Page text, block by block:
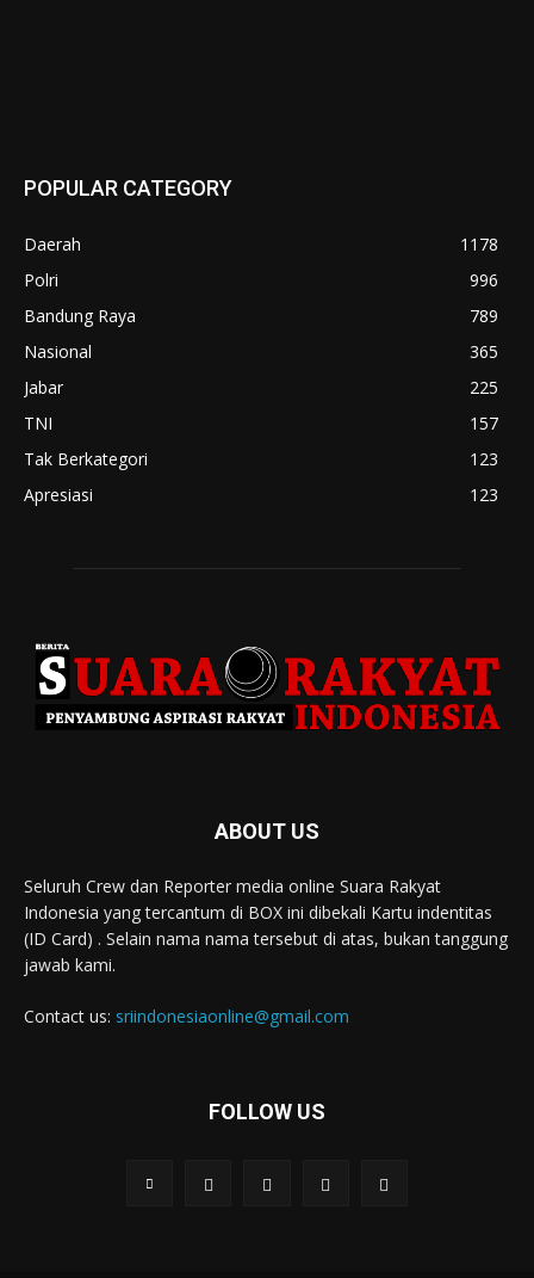
POPULAR CATEGORY
Daerah
1178
Polri
996
Bandung Raya
789
Nasional
365
Jabar
225
TNI
157
Tak Berkategori
123
Apresiasi
123
ABOUT US
Seluruh Crew dan Reporter media online Suara Rakyat
Indonesia yang tercantum di BOX ini dibekali Kartu indentitas
(ID Card) . Selain nama nama tersebut di atas, bukan tanggung
jawab kami.
Contact us: sriindonesiaonline@gmail.com
FOLLOW US